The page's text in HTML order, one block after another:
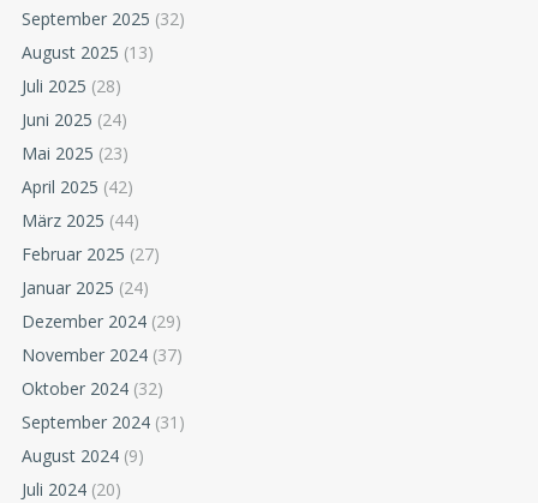
September 2025 (32)
August 2025 (13)
Juli 2025 (28)
Juni 2025 (24)
Mai 2025 (23)
April 2025 (42)
März 2025 (44)
Februar 2025 (27)
Januar 2025 (24)
Dezember 2024 (29)
November 2024 (37)
Oktober 2024 (32)
September 2024 (31)
August 2024 (9)
Juli 2024 (20)